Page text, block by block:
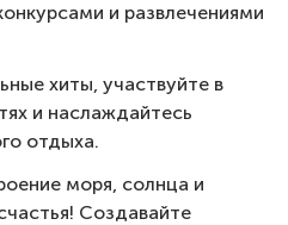
и развлечениями
хиты, участвуйте в
и наслаждайтесь
отдыха.
моря, солнца и
Создавайте